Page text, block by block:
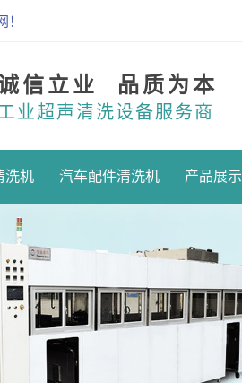
信立业 品质为本
业超声清洗设备服务商
洗机 汽车配件清洗机 产品展示